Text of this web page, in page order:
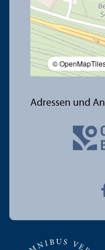
©
Adressen und